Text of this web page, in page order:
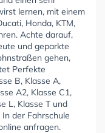
lernen, mit einem
Honda, KTM,
Achte darauf,
und geparkte
gehen,
Perfekte
B, Klasse A,
A2, Klasse C1,
L, Klasse T und
der Fahrschule
anfragen.